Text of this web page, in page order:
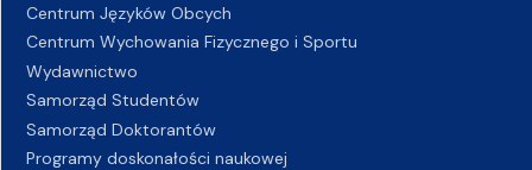
Centrum Języków Obcych
Centrum Wychowania Fizycznego i Sportu
Wydawnictwo
Samorząd Studentów
Samorząd Doktorantów
Programy doskonałości naukowej